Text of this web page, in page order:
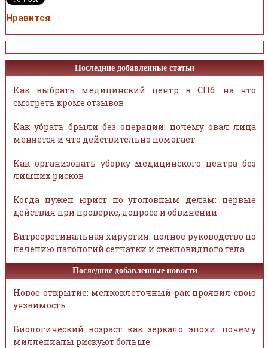
Нравится
Последние добавленные статьи
Как выбрать медицинский центр в СПб: на что
смотреть кроме отзывов
Как убрать брыли без операции: почему овал лица
меняется и что действительно помогает
Как организовать уборку медицинского центра без
лишних рисков
Когда нужен юрист по уголовным делам: первые
действия при проверке, допросе и обвинении
Витреоретинальная хирургия: полное руководство по
лечению патологий сетчатки и стекловидного тела
Последние добавленные новости
Новое открытие: мелкоклеточный рак проявил свою
уязвимость
Биологический возраст как зеркало эпохи: почему
миллениалы рискуют больше